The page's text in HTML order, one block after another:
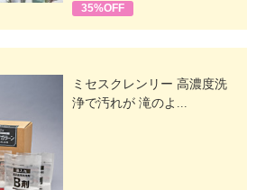
35%OFF
ミセスクレンリー 高濃度洗
浄で汚れが 滝のよ...